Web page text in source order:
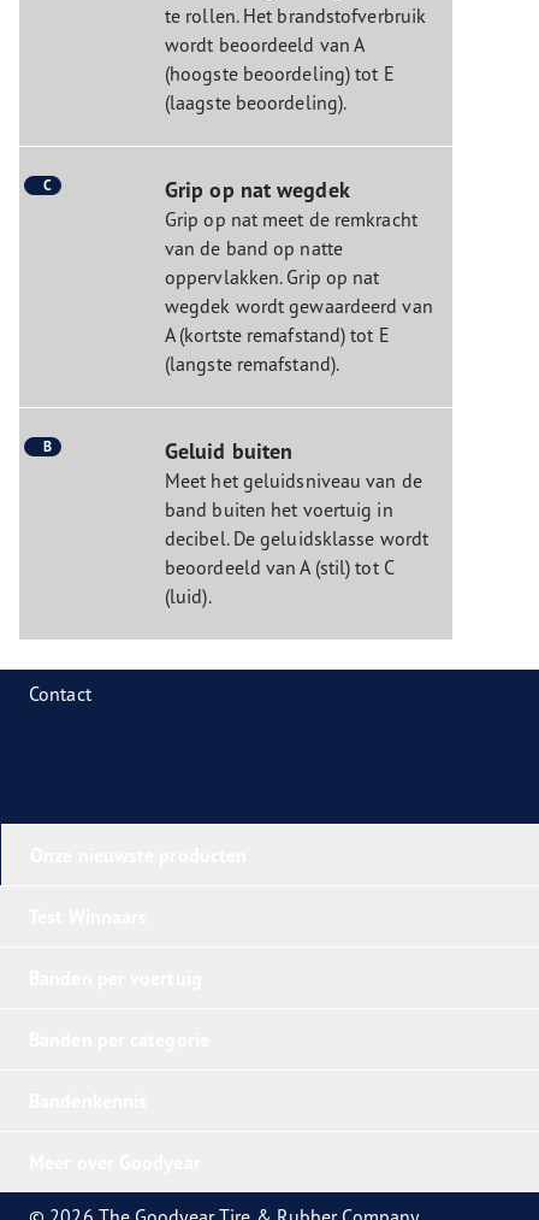
te rollen. Het brandstofverbruik
wordt beoordeeld van A
(hoogste beoordeling) tot E
(laagste beoordeling).
C Grip op nat wegdek
Grip op nat meet de remkracht
van de band op natte
oppervlakken. Grip op nat
wegdek wordt gewaardeerd van
A (kortste remafstand) tot E
(langste remafstand).
B Geluid buiten
Meet het geluidsniveau van de
band buiten het voertuig in
decibel. De geluidsklasse wordt
beoordeeld van A (stil) tot C
(luid).
Contact